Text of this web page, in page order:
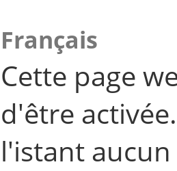
Français
Cette page
d'être
l'istant